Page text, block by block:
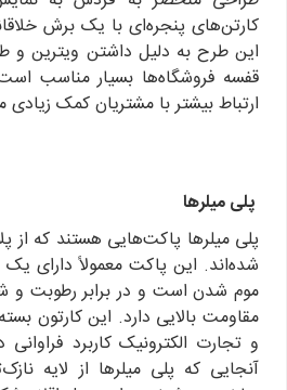
کارتن‌های پنجره‌ای با یک برش
این طرح به دلیل داشتن ویترین و
قفسه فروشگاه‌ها بسیار مناسب
ارتباط بیشتر با مشتریان کمک زیادی
پلی میلرها
پلی میلرها پاکت‌هایی هستند که از
شده‌اند. این پاکت معمولاً دارای یک
موم شدن است و در برابر رطوبت
مقاومت بالایی دارد. این کارتون
و تجارت الکترونیک کاربرد
آنجایی که پلی میلرها از لایه